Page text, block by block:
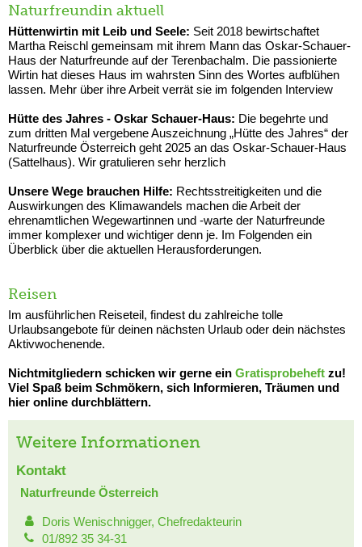
Naturfreundin aktuell
Hüttenwirtin mit Leib und Seele: Seit 2018 bewirtschaftet
Martha Reischl gemeinsam mit ihrem Mann das Oskar-Schauer-
Haus der Naturfreunde auf der Terenbachalm. Die passionierte
Wirtin hat dieses Haus im wahrsten Sinn des Wortes aufblühen
lassen. Mehr über ihre Arbeit verrät sie im folgenden Interview
Hütte des Jahres - Oskar Schauer-Haus: Die begehrte und
zum dritten Mal vergebene Auszeichnung „Hütte des Jahres“ der
Naturfreunde Österreich geht 2025 an das Oskar-Schauer-Haus
(Sattelhaus). Wir gratulieren sehr herzlich
Unsere Wege brauchen Hilfe: Rechtsstreitigkeiten und die
Auswirkungen des Klimawandels machen die Arbeit der
ehrenamtlichen Wegewartinnen und -warte der Naturfreunde
immer komplexer und wichtiger denn je. Im Folgenden ein
Überblick über die aktuellen Herausforderungen.
Reisen
Im ausführlichen Reiseteil, findest du zahlreiche tolle
Urlaubsangebote für deinen nächsten Urlaub oder dein nächstes
Aktivwochenende.
Nichtmitgliedern schicken wir gerne ein Gratisprobeheft zu!
Viel Spaß beim Schmökern, sich Informieren, Träumen und
hier online durchblättern.
Weitere Informationen
Kontakt
Naturfreunde Österreich
Doris Wenischnigger, Chefredakteurin
01/892 35 34-31